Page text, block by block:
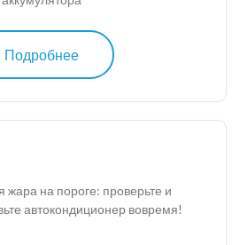
Подробнее
жара на пороге: проверьте и
автокондиционер вовремя!